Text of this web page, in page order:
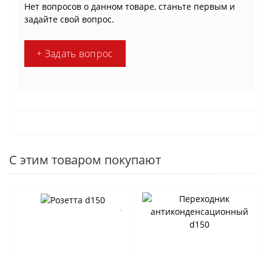
Нет вопросов о данном товаре, станьте первым и
задайте свой вопрос.
+ Задать вопрос
С этим товаром покупают